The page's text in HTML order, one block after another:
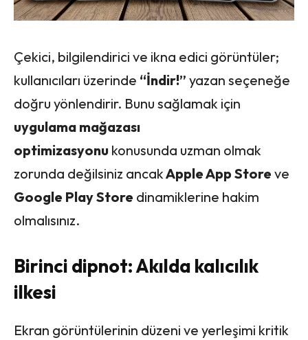
Çekici, bilgilendirici ve ikna edici görüntüler;
kullanıcıları üzerinde “İndir!” yazan seçeneğe
doğru yönlendirir. Bunu sağlamak için
uygulama mağazası
optimizasyonu konusunda uzman olmak
zorunda değilsiniz ancakApple App Store ve
Google Play Store dinamiklerine hakim
olmalısınız.
Birinci dipnot: Akılda kalıcılık
ilkesi
Ekran görüntülerinin düzeni ve yerleşimi kritik